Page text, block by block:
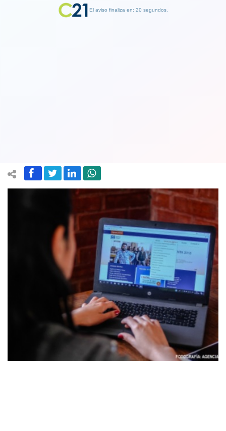
El aviso finaliza en: 19 segundos.